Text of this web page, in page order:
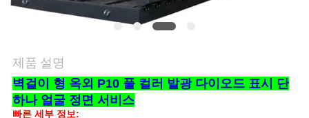
스
사
이
제품 설명
벽걸이 형 옥외 P10 풀 컬러 발광 다이오드 표시 단
하나 얼굴 정면 서비스
빠른 세부 정보: